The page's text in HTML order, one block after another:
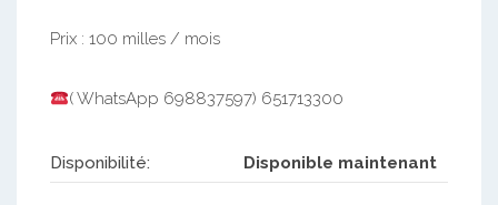
Prix : 100 milles / mois
( WhatsApp 698837597) 651713300
Disponibilité: Disponible maintenant